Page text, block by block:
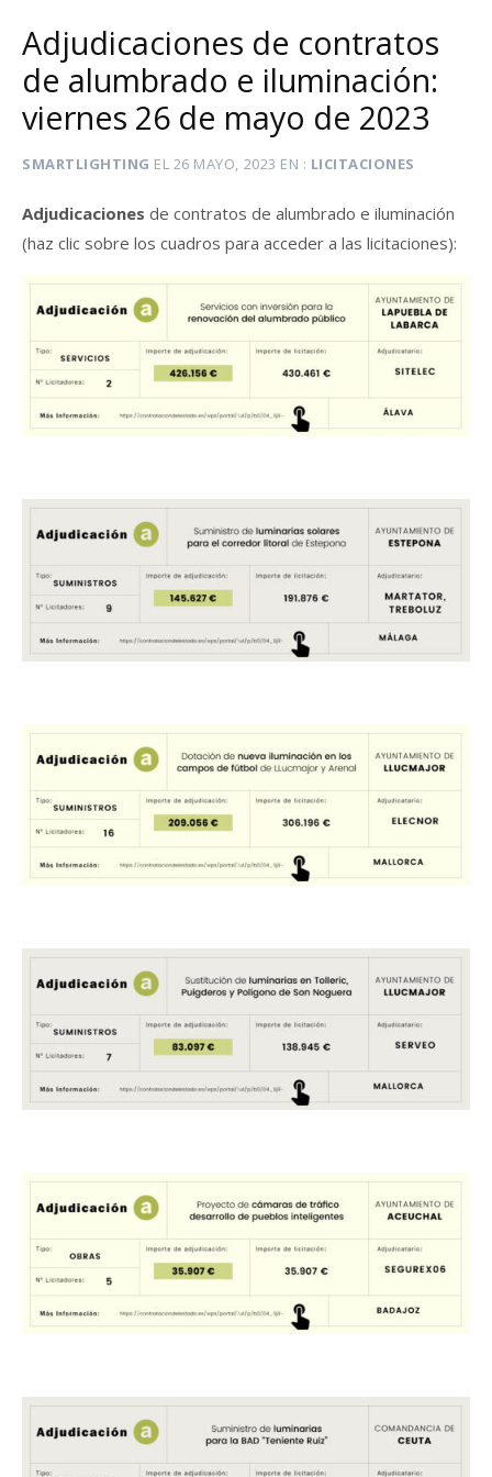
Adjudicaciones de contratos
de alumbrado e iluminación:
viernes 26 de mayo de 2023
SMARTLIGHTING EL 26 MAYO, 2023 EN LICITACIONES
Adjudicaciones de contratos de alumbrado e iluminación
(haz clic sobre los cuadros para acceder a las licitaciones):